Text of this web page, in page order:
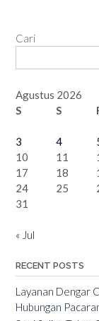
Cari
Agustus 2026
S
S
3
4
10
11
17
18
24
25
31
« Jul
RECENT POSTS
Layanan Dengar
Hubungan